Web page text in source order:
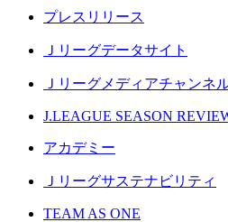
プレスリリース
Ｊリーグデータサイト
Ｊリーグメディアチャンネ
J.LEAGUE SEASON
アカデミー
Ｊリーグサステナビリティ
TEAM AS ONE